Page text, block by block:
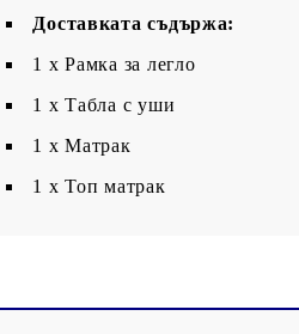
Доставката съдържа:
1 x Рамка за легло
1 х Табла с уши
1 x Матрак
1 х Топ матрак